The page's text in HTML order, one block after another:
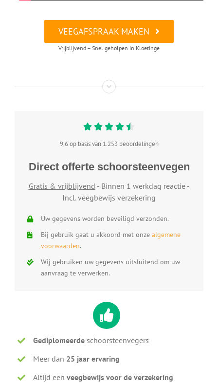
VEEGAFSPRAAK MAKEN
Vrijblijvend – Snel geholpen in Kloetinge
9,6 op basis van 1.253 beoordelingen
Direct offerte schoorsteenvegen
Gratis & vrijblijvend - Binnen 1 werkdag reactie -
Incl. veegbewijs verzekering
Uw gegevens worden beveiligd verzonden.
Bij gebruik gaat u akkoord met onze algemene
voorwaarden.
Wij gebruiken uw gegevens uitsluitend om uw
aanvraag te verwerken.
Gediplomeerde schoorsteenvegers
Meer dan 25 jaar ervaring
Altijd eenveegbewijs voor de verzekering